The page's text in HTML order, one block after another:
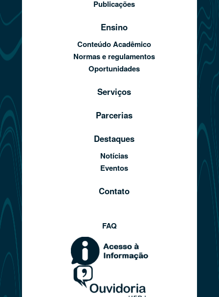
Publicações
Ensino
Conteúdo Acadêmico
Normas e regulamentos
Oportunidades
Serviços
Parcerias
Destaques
Notícias
Eventos
Contato
FAQ